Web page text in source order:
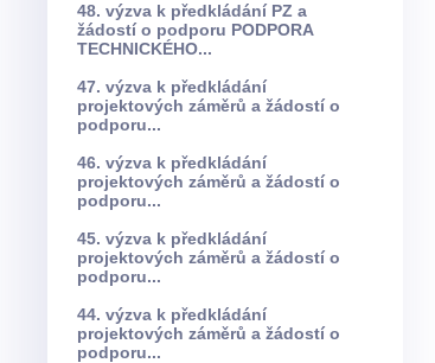
48. výzva k předkládání PZ a
žádostí o podporu PODPORA
TECHNICKÉHO...
47. výzva k předkládání
projektových záměrů a žádostí o
podporu...
46. výzva k předkládání
projektových záměrů a žádostí o
podporu...
45. výzva k předkládání
projektových záměrů a žádostí o
podporu...
44. výzva k předkládání
projektových záměrů a žádostí o
podporu...